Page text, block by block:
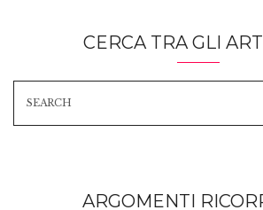
CERCA TRA GLI
ARGOMENTI